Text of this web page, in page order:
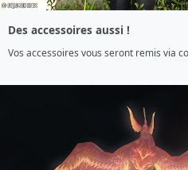
Des accessoires aussi !
Vos accessoires vous seront remis via